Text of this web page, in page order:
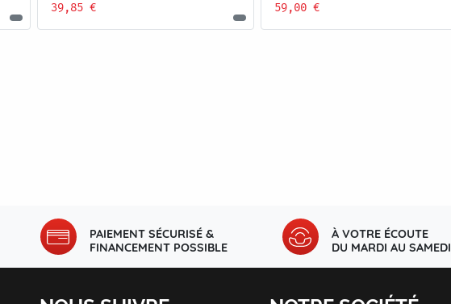
39,85 € 59,00 €
PAIEMENT SÉCURISÉ &
FINANCEMENT POSSIBLE
À VOTRE ÉCOUTE
DU MARDI AU SAMEDI